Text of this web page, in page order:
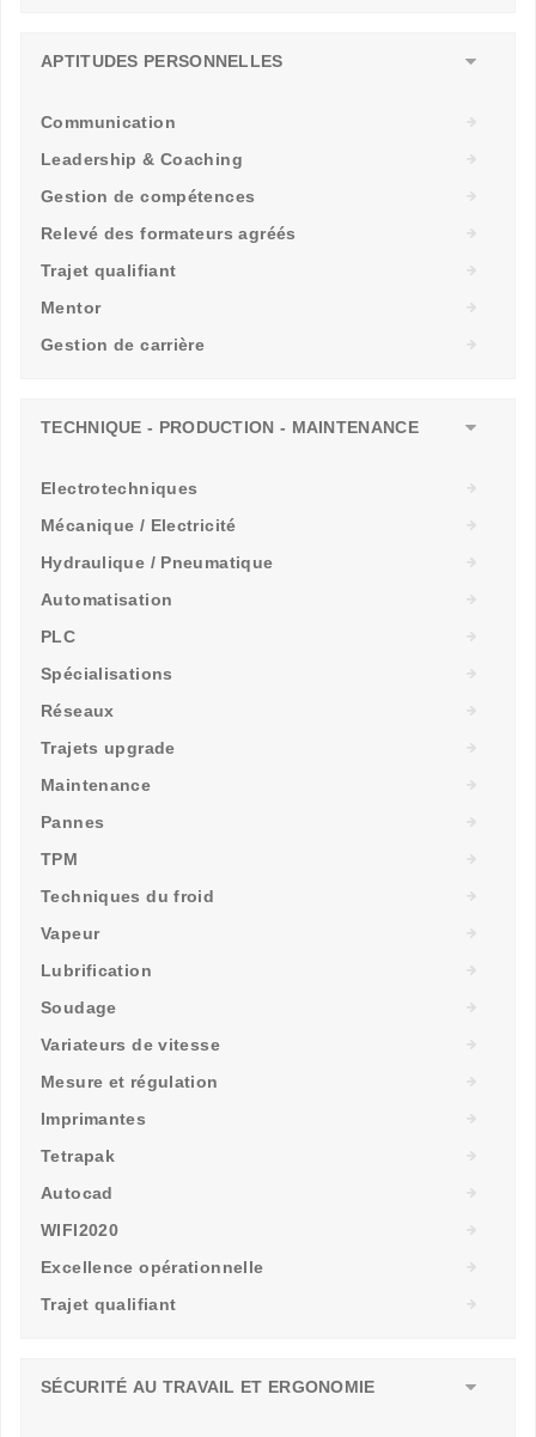
APTITUDES PERSONNELLES
Communication
Leadership & Coaching
Gestion de compétences
Relevé des formateurs agréés
Trajet qualifiant
Mentor
Gestion de carrière
TECHNIQUE - PRODUCTION - MAINTENANCE
Electrotechniques
Mécanique / Electricité
Hydraulique / Pneumatique
Automatisation
PLC
Spécialisations
Réseaux
Trajets upgrade
Maintenance
Pannes
TPM
Techniques du froid
Vapeur
Lubrification
Soudage
Variateurs de vitesse
Mesure et régulation
Imprimantes
Tetrapak
Autocad
WIFI2020
Excellence opérationnelle
Trajet qualifiant
SÉCURITÉ AU TRAVAIL ET ERGONOMIE